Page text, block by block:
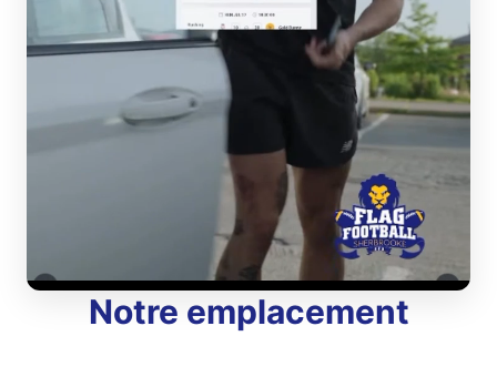
Notre emplacement